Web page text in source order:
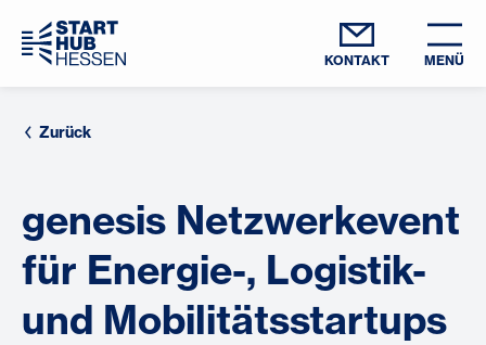
KONTAKT MENÜ
Zurück
genesis Netzwerkevent
für Energie-, Logistik-
und Mobilitätsstartups